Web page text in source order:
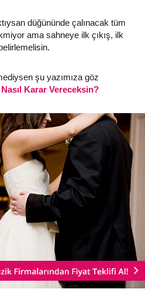
düğününde çalınacak tüm
ama sahneye ilk çıkış, ilk
şu yazımıza göz
Karar Vereceksin?